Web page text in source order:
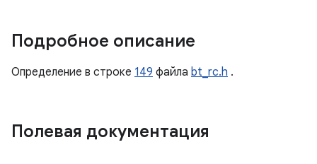
Подробное описание
Определение в строке 149 файла bt_rc.h .
Полевая документация